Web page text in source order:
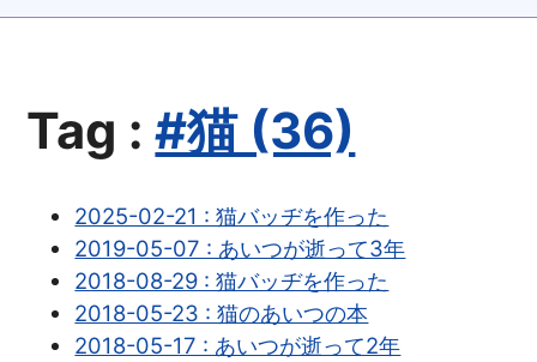
Tag :#猫 (36)
2025-02-21 : 猫バッヂを作った
2019-05-07 : あいつが逝って3年
2018-08-29 : 猫バッヂを作った
2018-05-23 : 猫のあいつの本
2018-05-17 : あいつが逝って2年